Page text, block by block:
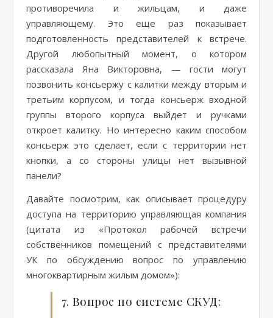
противоречила и жильцам, и даже
управляющему. Это еще раз показывает
подготовленность представителей к встрече.
Другой любопытный момент, о котором
рассказала Яна Викторовна, — гости могут
позвонить консьержу с калитки между вторым и
третьим корпусом, и тогда консьерж входной
группы второго корпуса выйдет и ручками
откроет калитку. Но интересно каким способом
консьерж это сделает, если с территории нет
кнопки, а со стороны улицы нет вызывной
панели?
Давайте посмотрим, как описывает процедуру
доступа на территорию управляющая компания
(цитата из «Протокол рабочей встречи
собственников помещений с представителями
УК по обсуждению вопрос по управлению
многоквартирным жилым домом»):
7. Вопрос по системе СКУД: